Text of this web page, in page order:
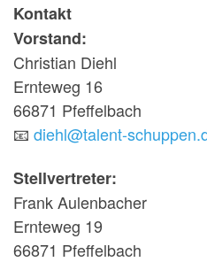
Kontakt
Vorstand:
Christian Diehl
Ernteweg 16
66871 Pfeffelbach
📧 diehl@talent-
Stellvertreter:
Frank Aulenbacher
Ernteweg 19
66871 Pfeffelbach